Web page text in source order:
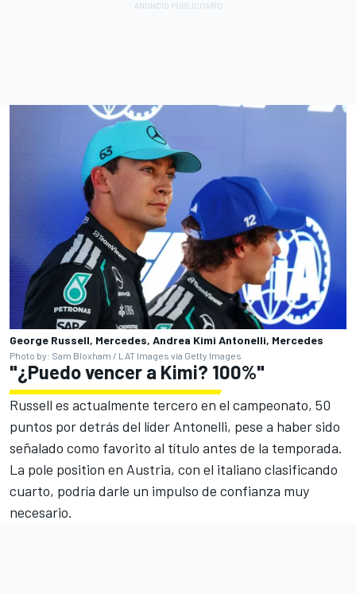
George Russell, Mercedes, Andrea Kimi Antonelli, Mercedes
Photo by: Sam Bloxham / LAT Images via Getty Images
"¿Puedo vencer a Kimi? 100%"
Russell es actualmente tercero en el campeonato, 50
puntos por detrás del líder Antonelli, pese a haber sido
señalado como favorito al título antes de la temporada.
La pole position en Austria, con el italiano clasificando
cuarto, podría darle un impulso de confianza muy
necesario.